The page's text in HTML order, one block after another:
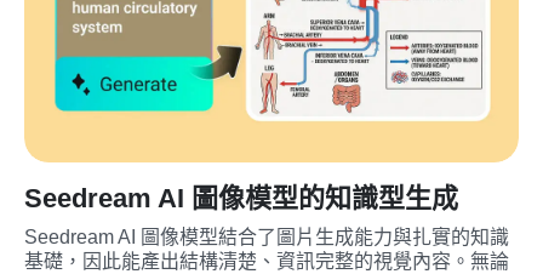
Seedream AI 圖像模型的知識型生成
Seedream AI 圖像模型結合了圖片生成能力與扎實的知識
基礎，因此能產出結構清楚、資訊完整的視覺內容。無論